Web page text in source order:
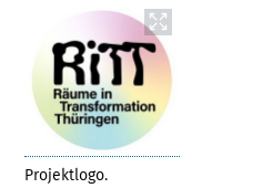
Projektlogo.